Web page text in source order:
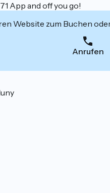
App and off you go!
Website zum Buchen
Anrufen